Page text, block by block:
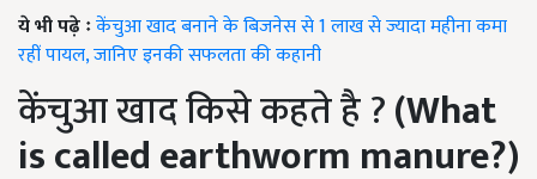
ये भी पढ़े ःकेंचुआ खाद बनाने के बिजनेस से 1 लाख से ज्यादा महीना कमा
रहीं पायल, जानिए इनकी सफलता की कहानी
केंचुआ खाद किसे कहते है ?(What
is called earthworm manure?)